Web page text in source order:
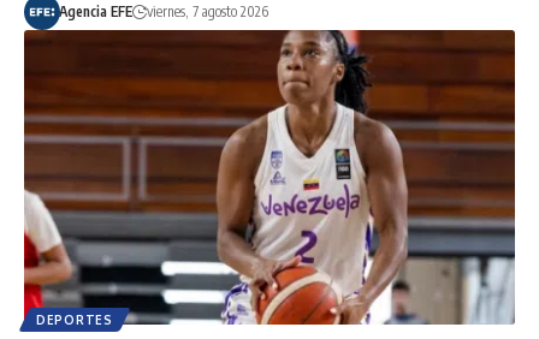
Agencia EFE viernes, 7 agosto 2026
DEPORTES